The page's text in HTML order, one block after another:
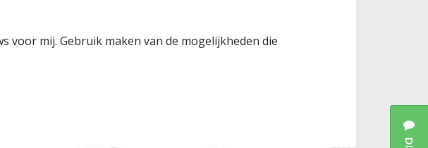
mij. Gebruik maken van de mogelijkheden die